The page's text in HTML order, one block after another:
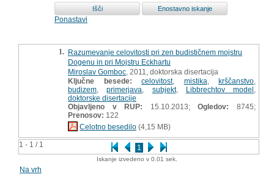
Ponastavi
1 - 1 / 1 1
1. Razumevanje celovitosti pri zen budističnem mojstru
Dogenu in pri Mojstru Eckhartu
Miroslav Gomboc , 2011, doktorska disertacija
Ključne besede:
celovitost, mistika krščanstvo
budizem ,primerjava subjekt, Libbrechtov model
doktorske disertacije
Objavljeno v RUP: 15.10.2013;Ogledov:
8745;
Prenosov: 122
Celotno besedilo (4,15 MB)
Iskanje izvedeno v 0.01 sek.
Na vrh